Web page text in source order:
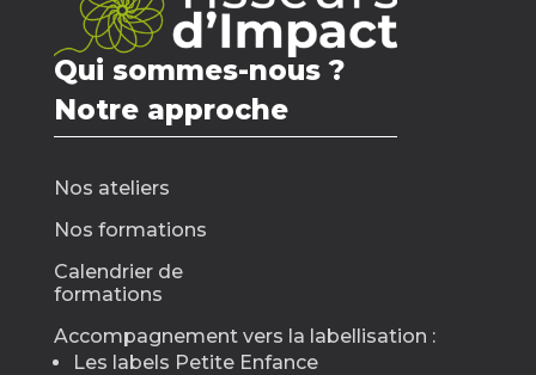
Qui sommes-nous ?
Notre approche
Nos ateliers
Nos formations
Calendrier de
formations
Accompagnement vers la labellisation :
Les labels Petite Enfance